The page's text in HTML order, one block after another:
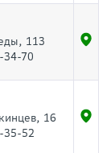
113
70
16
35-52